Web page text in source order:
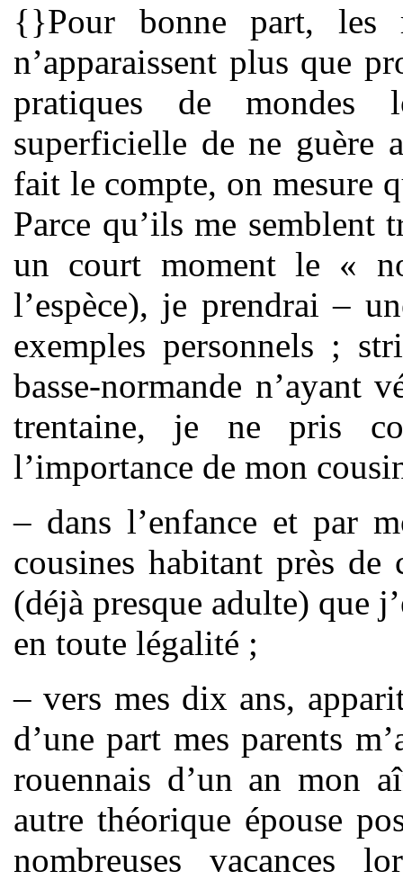
{}Pour bonne part, les
n’apparaissent plus que
pratiques de mondes
superficielle de ne guère
fait le compte, on mesure
Parce qu’ils me
un court moment le «
l’espèce), je prendrai –
exemples personnels ;
basse-normande n’ayant
trentaine, je ne pris
l’importance de mon
– dans l’enfance et par
cousines habitant près
(déjà presque adulte) que
en toute légalité ;
– vers mes dix ans,
d’une part mes parents
rouennais d’un an mon
autre théorique épouse
nombreuses vacances